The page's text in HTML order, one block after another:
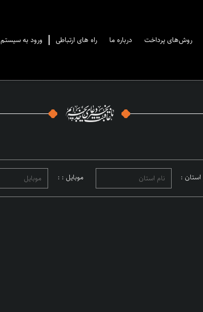
روش‌های پرداخت درباره ما راه های ارتباطی ورود به سیستم
استان : موبایل : :